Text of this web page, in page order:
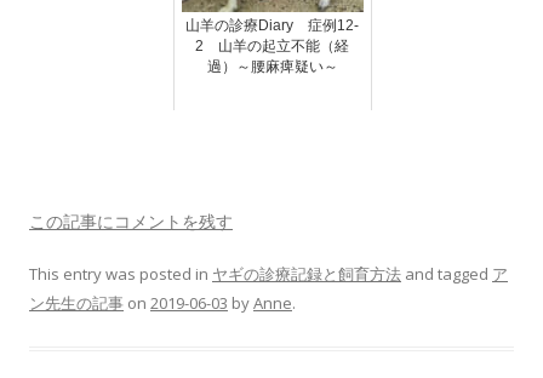
山羊の診療Diary 症例12-
2 山羊の起立不能（経
過）～腰麻痺疑い～
この記事にコメントを残す
This entry was posted in ヤギの診療記録と飼育方法 and tagged ア
ン先生の記事 on 2019-06-03 byAnne.